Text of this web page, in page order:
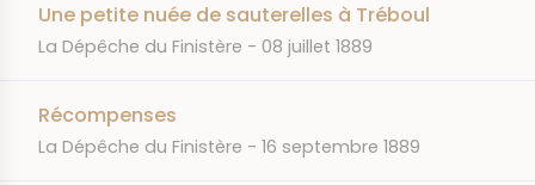
Une petite nuée de sauterelles à Tréboul
JOURNAL
La Dépêche du Finistère DATE
08 juillet 1889
Récompenses
JOURNAL
La Dépêche du Finistère DATE
16 septembre 1889